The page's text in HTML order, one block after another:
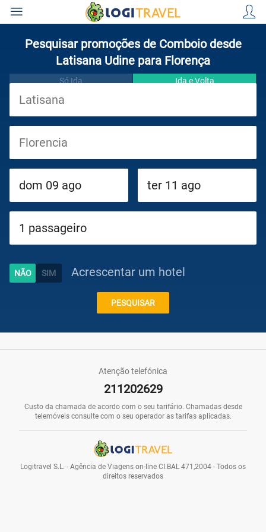
Cruzeiros
Circuitos
Caraíbas
Pesquisar promoções de Comboio desde
Latisana Udine para Florença
Só Ida Ida e Volta
Acrescentar um hotel
PESQUISAR
Atenção telefónica
211202629
Custo da chamada de acordo com o seu tarifário. Chamadas desde
telemóveis consulte com o seu operador as tarifas aplicadas.
Logitravel S.L. - Agência de Viagens on-line CI.BAL 471,2004 - Todos os
direitos reservados